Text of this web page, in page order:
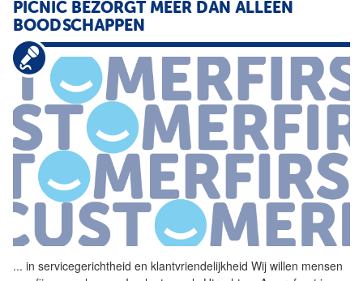
PICNIC BEZORGT MEER DAN ALLEEN
BOODSCHAPPEN
... in servicegerichtheid en klantvriendelijkheid Wij willen mensen